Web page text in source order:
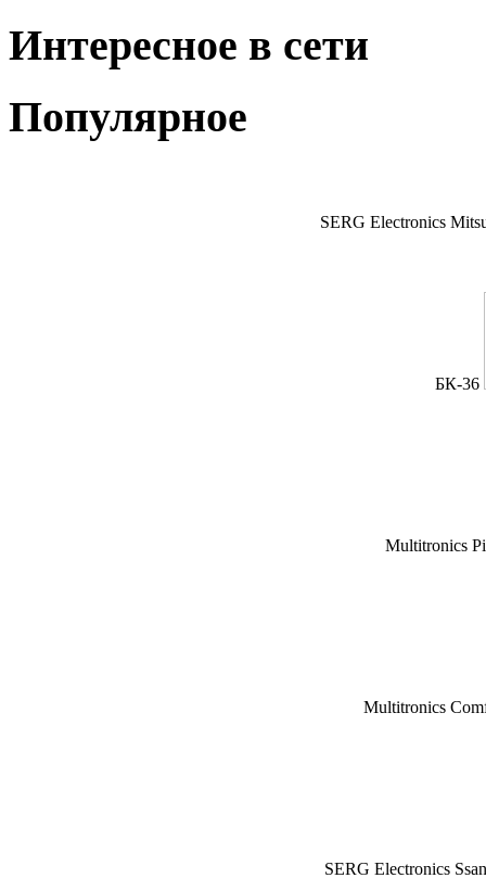
Интересное в сети
Популярное
SERG Electronics
БК-36
Multitronics
Multitronics
SERG Electronics